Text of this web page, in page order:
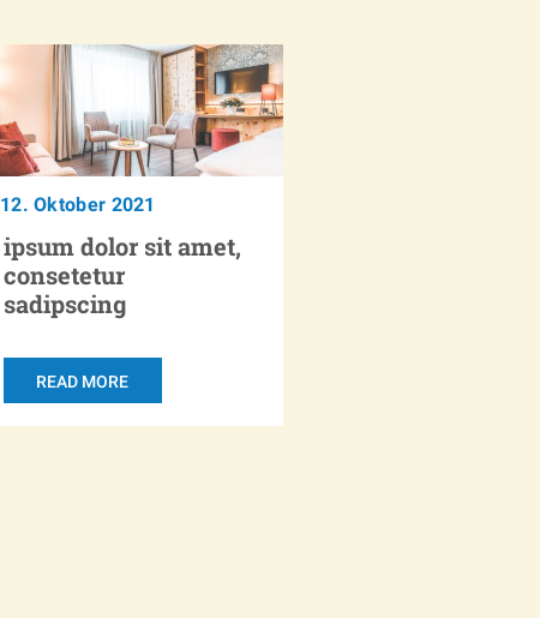
12. Oktober 2021
ipsum dolor sit amet,
consetetur
sadipscing
READ MORE